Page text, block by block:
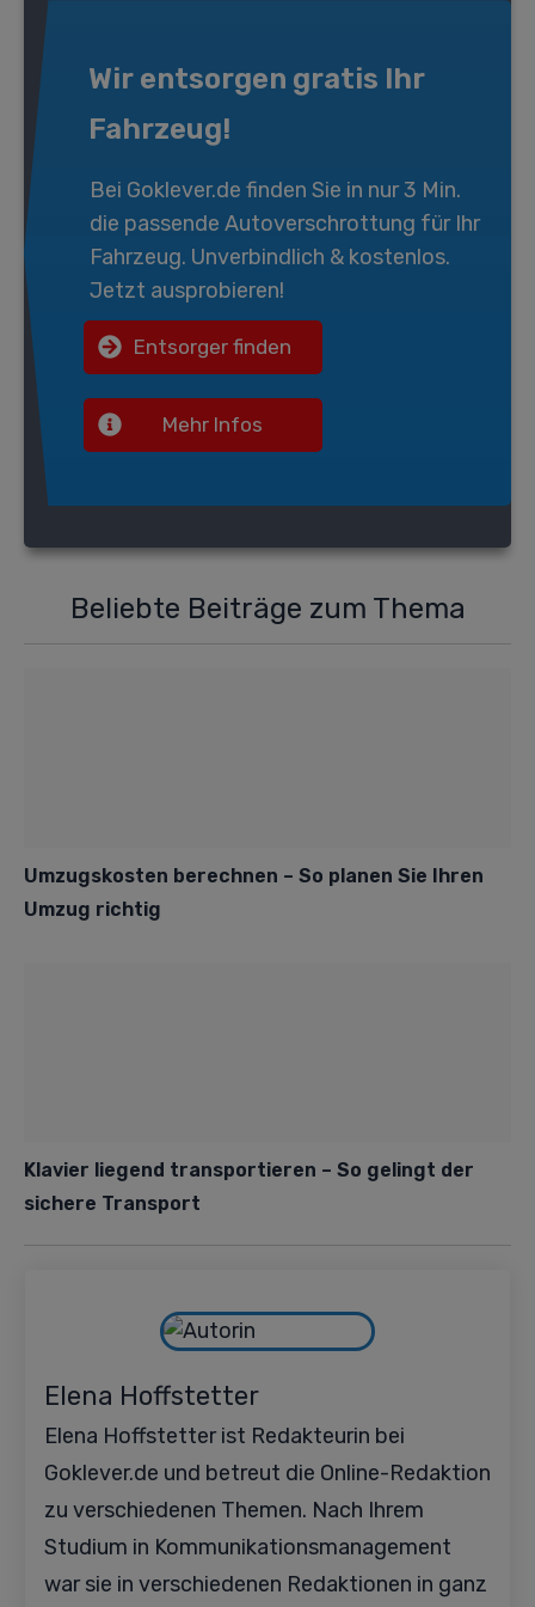
Wir entsorgen gratis Ihr
Fahrzeug!
Bei Goklever.de finden Sie in nur 3 Min.
die passende Autoverschrottung für Ihr
Fahrzeug. Unverbindlich & kostenlos.
Jetzt ausprobieren!
Entsorger finden
Mehr Infos
Beliebte Beiträge zum Thema
Umzugskosten berechnen – So planen Sie Ihren
Umzug richtig
Klavier liegend transportieren – So gelingt der
sichere Transport
Elena Hoffstetter
Elena Hoffstetter ist Redakteurin bei
Goklever.de und betreut die Online-Redaktion
zu verschiedenen Themen. Nach Ihrem
Studium in Kommunikationsmanagement
war sie in verschiedenen Redaktionen in ganz